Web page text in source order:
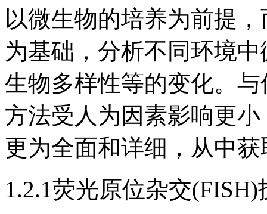
以微生物的培养为前提
为基础，分析不同环境
生物多样性等的变化。
方法受人为因素影响更
更为全面和详细，从中
1.2.1荧光原位杂交(FISH)